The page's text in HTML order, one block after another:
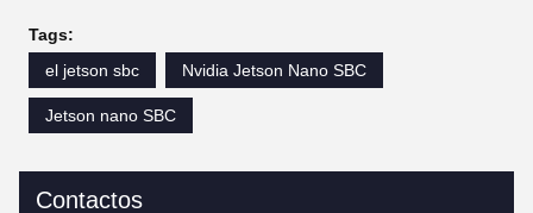
Tags:
el jetson sbc
Nvidia Jetson Nano SBC
Jetson nano SBC
Contactos